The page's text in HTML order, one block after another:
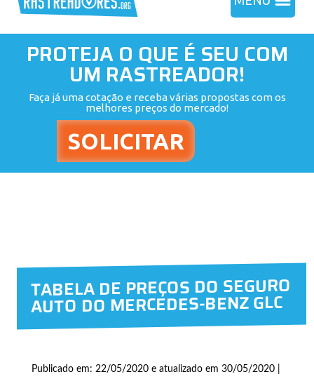
PROTEJA O QUE É SEU COM
UM RASTREADOR!
Faça já uma cotação e receba várias propostas com os
melhores preços do mercado!
TABELA DE PREÇOS DO SEGURO
AUTO DO MERCEDES-BENZ GLC
Publicado em: 22/05/2020 e atualizado em 30/05/2020 |